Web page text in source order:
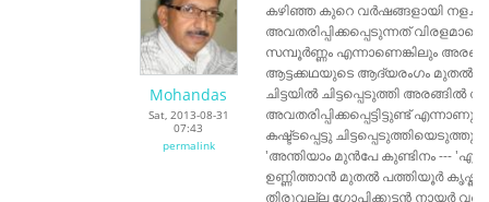
Mohandas
Sat, 2013-08-31
07:43
permalink
കഴിഞ്ഞ കുറെ വർഷങ്ങളായി
അവതരിപ്പിക്കപ്പെടുന്നത്
സമ്പൂർണ്ണം എന്നാണെങ്കിലും
ആട്ടക്കഥയുടെ ആദ്യരംഗം മുതൽ
ചിട്ടയിൽ ചിട്ടപ്പെടുത്തി അരങ്ങിൽ
അവതരിപ്പിക്കപ്പെട്ടിട്ടുണ്ട്
കഷ്ട്ടപ്പെട്ടു
'അന്തിയാം മുൻപേ കുണ്ടിനം ---
ഉണ്ണിത്താൻ മുതൽ പത്തിയൂർ
തിരുവല്ല ഗോപിക്കുട്ടൻ നായർ